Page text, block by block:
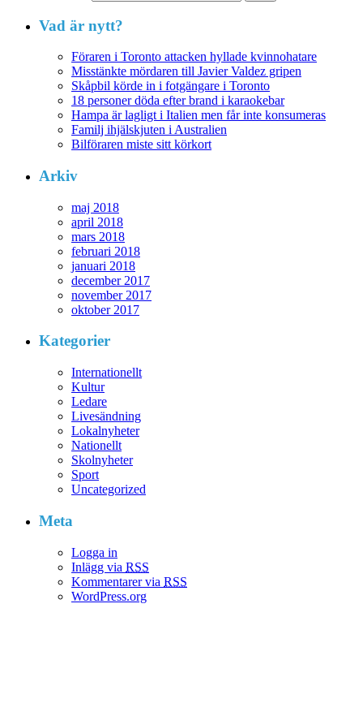
Vad är nytt?
Föraren i Toronto attacken hyllade kvinnohatare
Misstänkte mördaren till Javier Valdez gripen
Skåpbil körde in i fotgängare i Toronto
18 personer döda efter brand i karaokebar
Hampa är lagligt i Italien men får inte konsumeras
Familj ihjälskjuten i Australien
Bilföraren miste sitt körkort
Arkiv
maj 2018
april 2018
mars 2018
februari 2018
januari 2018
december 2017
november 2017
oktober 2017
Kategorier
Internationellt
Kultur
Ledare
Livesändning
Lokalnyheter
Nationellt
Skolnyheter
Sport
Uncategorized
Meta
Logga in
Inlägg via RSS
Kommentarer via RSS
WordPress.org